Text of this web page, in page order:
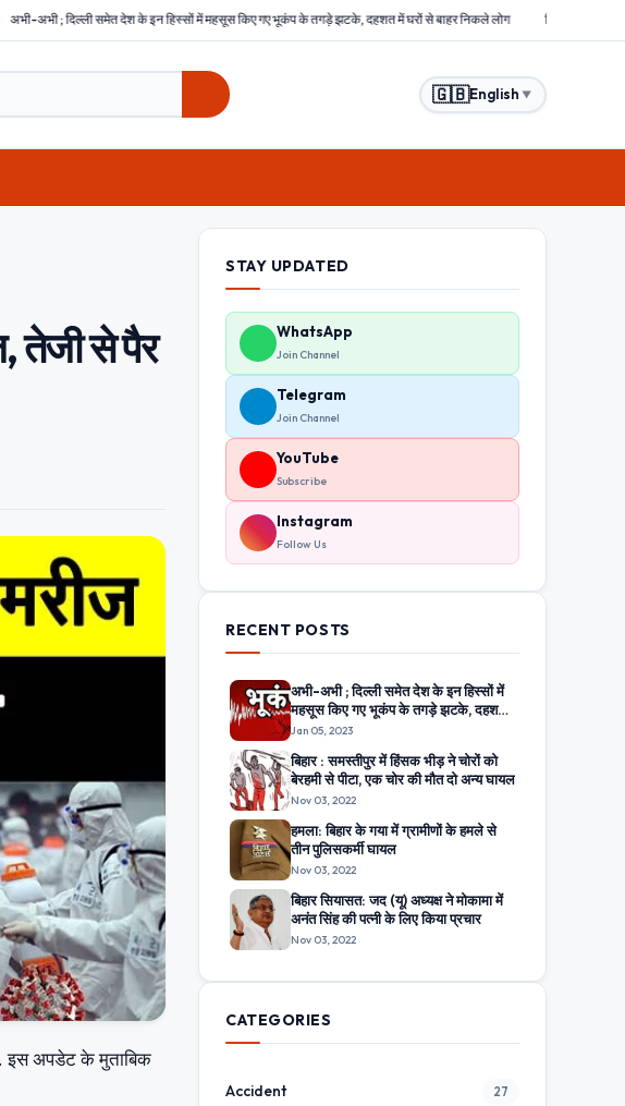
के इन हिस्सों में महसूस किए गए भूकंप के तगड़े झटके, दहशत में घरों से बाहर निकले लोग बिहार : समस्तीपुर में हिंसक भीड़ ने चोरों को
🇬🇧English ▼
तेजी से पैर
इस अपडेट के मुताबिक
STAY UPDATED
WhatsApp
Join Channel
Telegram
Join Channel
YouTube
Subscribe
Instagram
Follow Us
RECENT POSTS
अभी-अभी ; दिल्ली समेत देश के इन हिस्सों में
महसूस किए गए भूकंप के तगड़े झटके, दहशत
में घरों से बाहर निकले लोग
Jan 05, 2023
बिहार : समस्तीपुर में हिंसक भीड़ ने चोरों को
बेरहमी से पीटा, एक चोर की मौत दो अन्य घायल
Nov 03, 2022
हमला: बिहार के गया में ग्रामीणों के हमले से
तीन पुलिसकर्मी घायल
Nov 03, 2022
बिहार सियासत: जद (यू) अध्यक्ष ने मोकामा में
अनंत सिंह की पत्नी के लिए किया प्रचार
Nov 03, 2022
CATEGORIES
Accident 27